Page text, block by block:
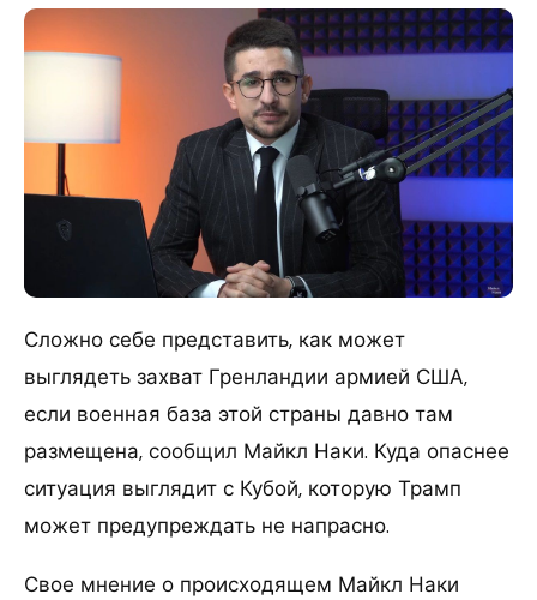
Сложно себе представить, как может
выглядеть захват Гренландии армией США,
если военная база этой страны давно там
размещена, сообщил Майкл Наки. Куда опаснее
ситуация выглядит с Кубой, которую Трамп
может предупреждать не напрасно.
Свое мнение о происходящем Майкл Наки